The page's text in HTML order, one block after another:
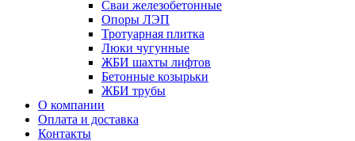
Сваи железобетонные
Опоры ЛЭП
Тротуарная плитка
Люки чугунные
ЖБИ шахты лифтов
Бетонные козырьки
ЖБИ трубы
О компании
Оплата и доставка
Контакты